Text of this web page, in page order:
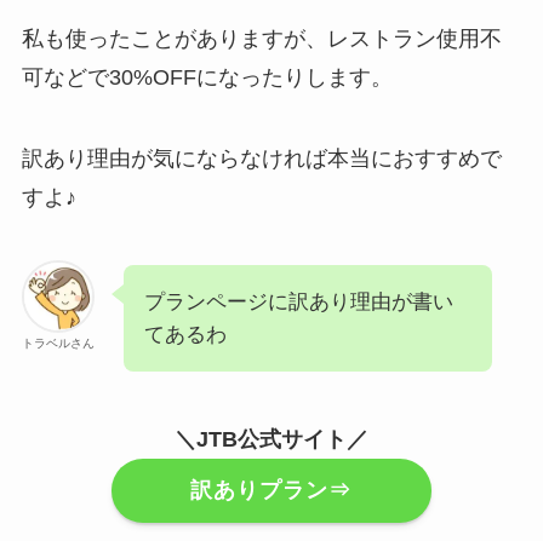
私も使ったことがありますが、レストラン使用不
可などで30%OFFになったりします。
訳あり理由が気にならなければ本当におすすめで
すよ♪
トラベルさん
プランページに訳あり理由が書い
てあるわ
＼JTB公式サイト／
訳ありプラン⇒